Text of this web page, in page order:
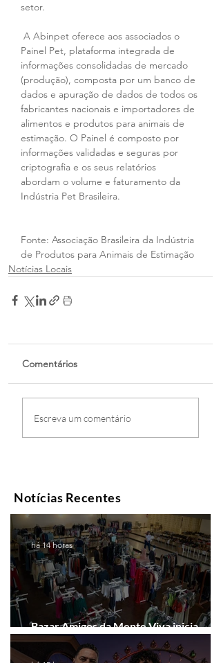
setor.
Painel Pet, plataforma integrada de
informações consolidadas de mercado
(produção), composta por um banco de
dados e apuração de dados de todos os
fabricantes nacionais e importadores de
alimentos e produtos para animais de
estimação. O Painel é composto por
informações validadas e seguras por
criptografia e os seus relatórios
abordam o volume e faturamento da
Indústria Pet Brasileira.
Fonte: Associação Brasileira da Indústria
de Produtos para Animais de Estimação
Notícias Locais
Comentários
Escreva um comentário
Notícias Recentes
Bazar Amigos da Mente Viva inicia
arrecadação em Gramado e Canela
há 14 horas